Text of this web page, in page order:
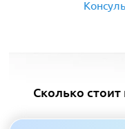
Сколько